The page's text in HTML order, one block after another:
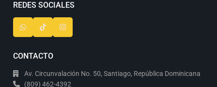
REDES SOCIALES
CONTACTO
Av. Circunvalación No. 50, Santiago, República Dominicana
(809) 462-4392